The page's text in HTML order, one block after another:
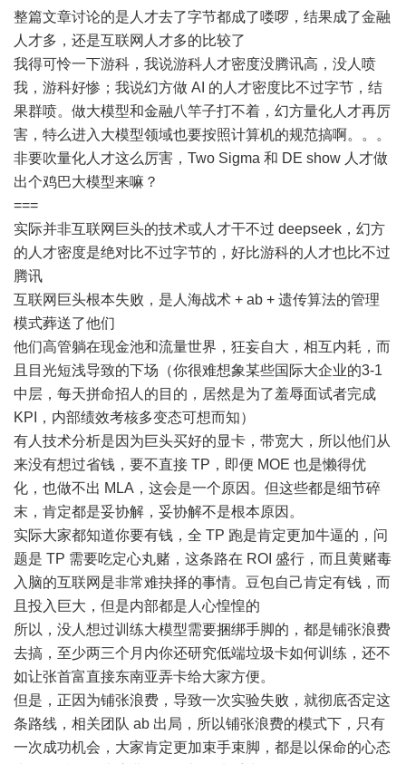
整篇文章讨论的是人才去了字节都成了喽啰，结果成了金融
人才多，还是互联网人才多的比较了
我得可怜一下游科，我说游科人才密度没腾讯高，没人喷
我，游科好惨；我说幻方做 AI 的人才密度比不过字节，结
果群喷。做大模型和金融八竿子打不着，幻方量化人才再厉
害，特么进入大模型领域也要按照计算机的规范搞啊。。。
非要吹量化人才这么厉害，Two Sigma 和 DE show 人才做
出个鸡巴大模型来嘛？
===
实际并非互联网巨头的技术或人才干不过 deepseek，幻方
的人才密度是绝对比不过字节的，好比游科的人才也比不过
腾讯
互联网巨头根本失败，是人海战术 + ab + 遗传算法的管理
模式葬送了他们
他们高管躺在现金池和流量世界，狂妄自大，相互内耗，而
且目光短浅导致的下场（你很难想象某些国际大企业的3-1
中层，每天拼命招人的目的，居然是为了羞辱面试者完成
KPI，内部绩效考核多变态可想而知）
有人技术分析是因为巨头买好的显卡，带宽大，所以他们从
来没有想过省钱，要不直接 TP，即便 MOE 也是懒得优
化，也做不出 MLA，这会是一个原因。但这些都是细节碎
末，肯定都是妥协解，妥协解不是根本原因。
实际大家都知道你要有钱，全 TP 跑是肯定更加牛逼的，问
题是 TP 需要吃定心丸赌，这条路在 ROI 盛行，而且黄赌毒
入脑的互联网是非常难抉择的事情。豆包自己肯定有钱，而
且投入巨大，但是内部都是人心惶惶的
所以，没人想过训练大模型需要捆绑手脚的，都是铺张浪费
去搞，至少两三个月内你还研究低端垃圾卡如何训练，还不
如让张首富直接东南亚弄卡给大家方便。
但是，正因为铺张浪费，导致一次实验失败，就彻底否定这
条路线，相关团队 ab 出局，所以铺张浪费的模式下，只有
一次成功机会，大家肯定更加束手束脚，都是以保命的心态